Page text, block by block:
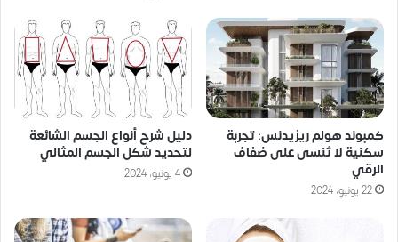
كمبوند هولم ريزيدنس: تجربة
سكنية لا تُنسى على ضفاف
الرقي
22 يونيو، 2024
دليل شرح أنواع الجسم الشائعة
لتحديد شكل الجسم المثالي
4 يونيو، 2024